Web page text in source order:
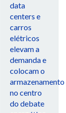
data
centers e
carros
elétricos
elevam a
demanda e
colocam o
armazenamento
no centro
do debate